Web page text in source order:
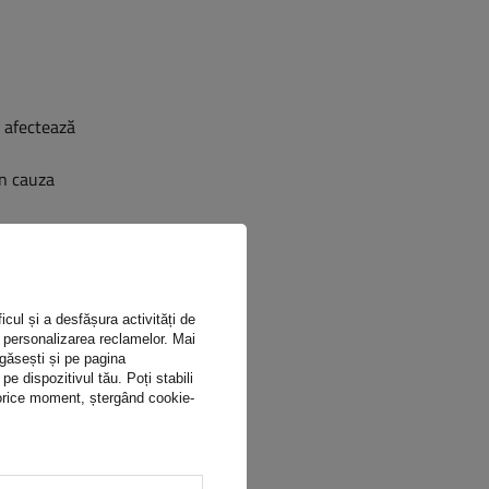
cauza
și a desfășura activități de
reclamelor. Mai
și pe pagina
dispozitivul tău. Poți stabili
moment, ștergând cookie-